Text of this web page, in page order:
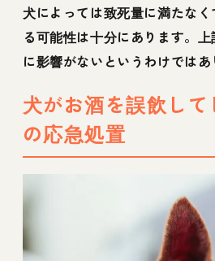
犬によっては致死量に満たな
る可能性は十分にあります。
に影響がないというわけではあ
犬がお酒を誤飲し
の応急処置